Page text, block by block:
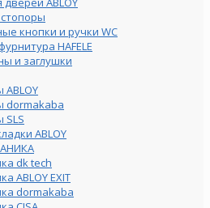
кнопки и ручки WC
HAFELE
и заглушки
dormakaba
SLS
ABLOY
dk tech
ABLOY EXIT
dormakaba